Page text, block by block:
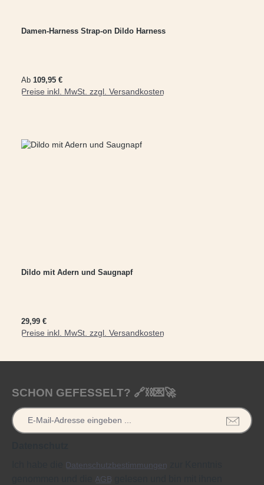
Damen-Harness Strap-on Dildo Harness
Regulärer Preis:
Ab 109,95 €
Preise inkl. MwSt. zzgl. Versandkosten
Dildo mit Adern und Saugnapf
Regulärer Preis:
29,99 €
Preise inkl. MwSt. zzgl. Versandkosten
In den Warenkorb
SCHON GEFESSELT? 🔗⛓️💌🚀
Datenschutzbestimmungen
AGB